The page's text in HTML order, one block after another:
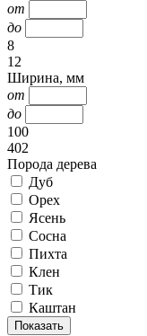
от
до
8
12
Ширина, мм
от
до
100
402
Порода дерева
Дуб
Орех
Ясень
Сосна
Пихта
Клен
Тик
Каштан